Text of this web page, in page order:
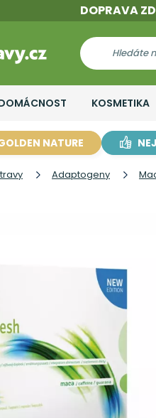
DOPRAVA
KOSMETIKA
NATURE
Adaptogeny